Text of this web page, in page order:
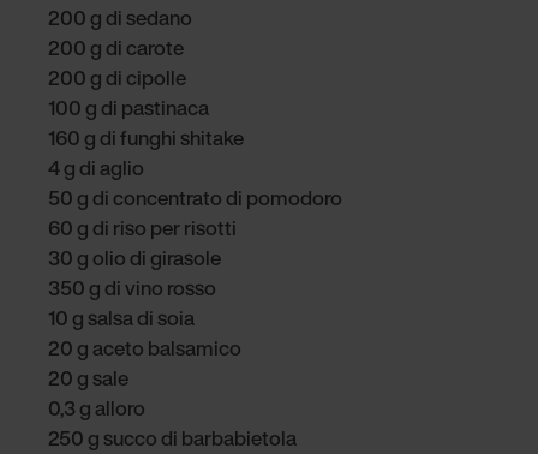
200 g di sedano
200 g di carote
200 g di cipolle
100 g di pastinaca
160 g di funghi shitake
4 g di aglio
50 g di concentrato di pomodoro
60 g di riso per risotti
30 g olio di girasole
350 g di vino rosso
10 g salsa di soia
20 g aceto balsamico
20 g sale
0,3 g alloro
250 g succo di barbabietola